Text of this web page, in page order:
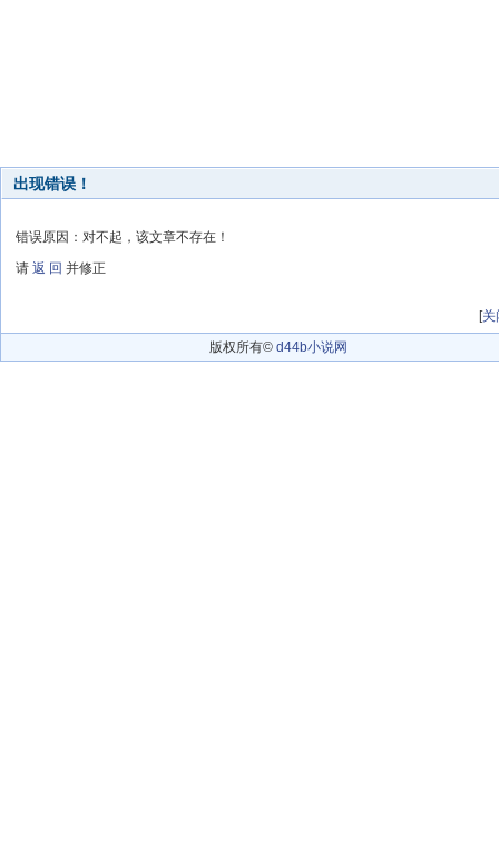
出现错误！
错误原因：对不起，该文章不存在！
请 返 回 并修正
[关
版权所有© d44b小说网